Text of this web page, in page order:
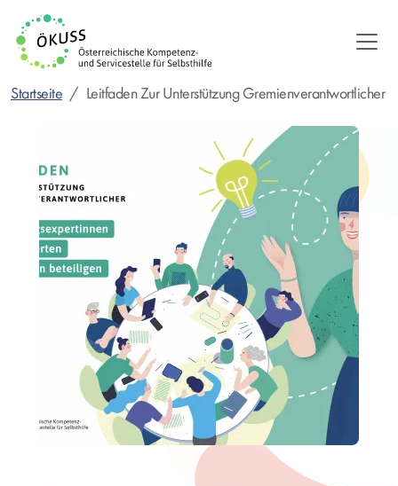
zum
Inhalt
Startseite Leitfaden Zur Unterstützung Gremienverantwortlicher